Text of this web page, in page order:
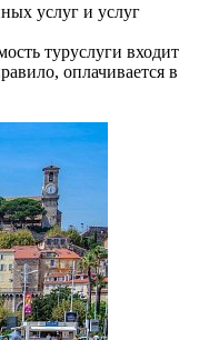
услуг и услуг
туруслуги входит
оплачивается в